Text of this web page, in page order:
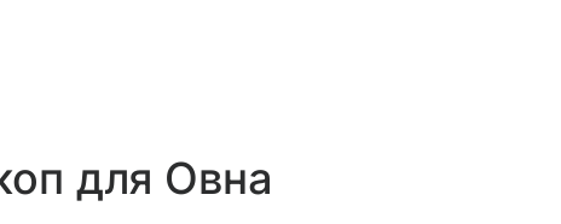
для Овна